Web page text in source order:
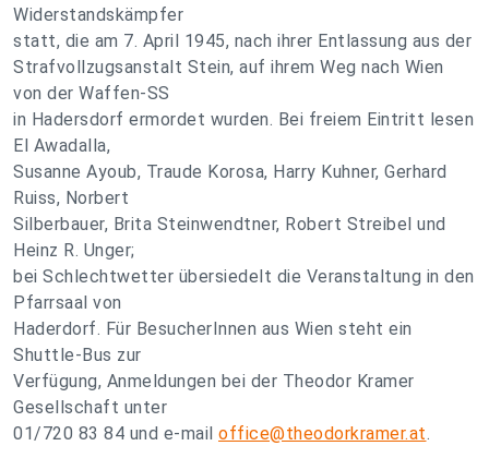
Widerstandskämpfer
statt, die am 7. April 1945, nach ihrer Entlassung aus der
Strafvollzugsanstalt Stein, auf ihrem Weg nach Wien
von der Waffen-SS
in Hadersdorf ermordet wurden. Bei freiem Eintritt lesen
El Awadalla,
Susanne Ayoub, Traude Korosa, Harry Kuhner, Gerhard
Ruiss, Norbert
Silberbauer, Brita Steinwendtner, Robert Streibel und
Heinz R. Unger;
bei Schlechtwetter übersiedelt die Veranstaltung in den
Pfarrsaal von
Haderdorf. Für BesucherInnen aus Wien steht ein
Shuttle-Bus zur
Verfügung, Anmeldungen bei der Theodor Kramer
Gesellschaft unter
01/720 83 84 und e-mail office@theodorkramer.at.